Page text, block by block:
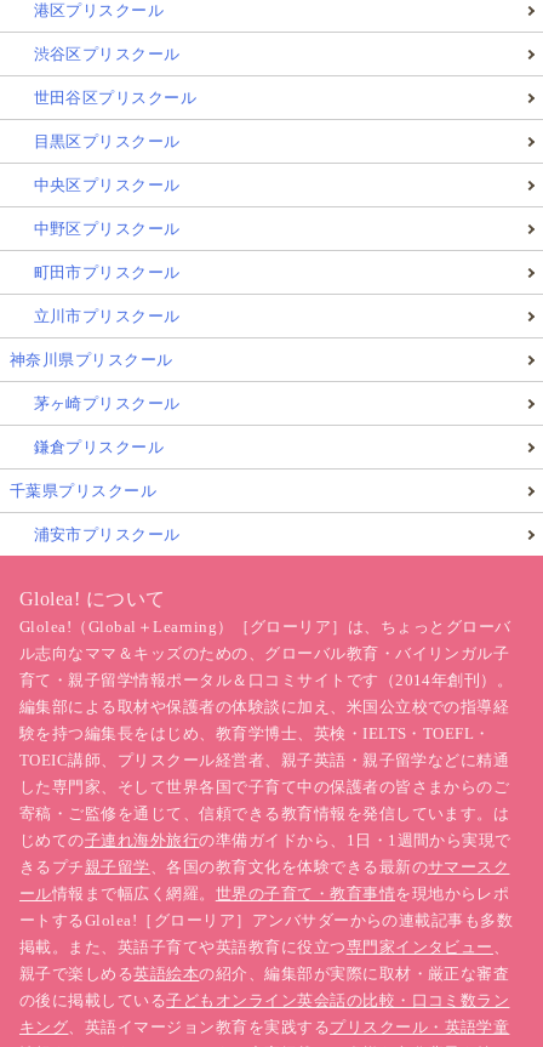
港区プリスクール
渋谷区プリスクール
世田谷区プリスクール
目黒区プリスクール
中央区プリスクール
中野区プリスクール
町田市プリスクール
立川市プリスクール
神奈川県プリスクール
茅ヶ崎プリスクール
鎌倉プリスクール
千葉県プリスクール
浦安市プリスクール
Glolea! について
Glolea!（Global＋Learning）［グローリア］は、ちょっとグローバ
ル志向なママ＆キッズのための、グローバル教育・バイリンガル子
育て・親子留学情報ポータル＆口コミサイトです（2014年創刊）。
編集部による取材や保護者の体験談に加え、米国公立校での指導経
験を持つ編集長をはじめ、教育学博士、英検・IELTS・TOEFL・
TOEIC講師、プリスクール経営者、親子英語・親子留学などに精通
した専門家、そして世界各国で子育て中の保護者の皆さまからのご
寄稿・ご監修を通じて、信頼できる教育情報を発信しています。は
じめての子連れ海外旅行の準備ガイドから、1日・1週間から実現で
きるプチ親子留学、各国の教育文化を体験できる最新のサマースク
ール情報まで幅広く網羅。 世界の子育て・教育事情を現地からレポ
ートするGlolea!［グローリア］アンバサダーからの連載記事も多数
掲載。また、英語子育てや英語教育に役立つ専門家インタビュー 、
親子で楽しめる英語絵本の紹介、編集部が実際に取材・厳正な審査
の後に掲載している子どもオンライン英会話の比較・口コミ数ラン
キング、英語イマージョン教育を実践するプリスクール・英語学童